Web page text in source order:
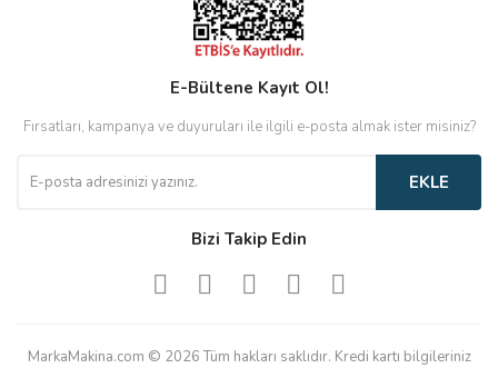
E-Bültene Kayıt Ol!
Fırsatları, kampanya ve duyuruları ile ilgili e-posta almak ister misiniz?
EKLE
Bizi Takip Edin
MarkaMakina.com © 2026 Tüm hakları saklıdır. Kredi kartı bilgileriniz